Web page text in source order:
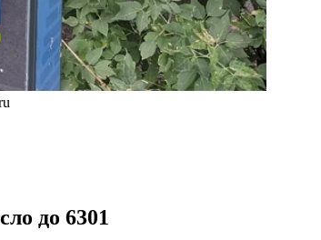
до 6301